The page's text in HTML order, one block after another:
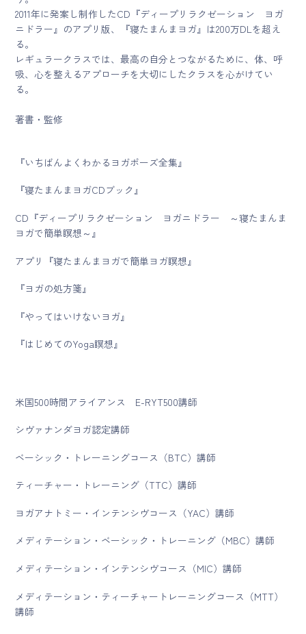
2011年に発案し制作したCD『ディープリラクゼーション ヨガ
ニドラー』のアプリ版、『寝たまんまヨガ』は200万DLを超え
る。
レギュラークラスでは、最高の自分とつながるために、体、呼
吸、心を整えるアプローチを大切にしたクラスを心がけてい
る。
著書・監修
『いちばんよくわかるヨガポーズ全集』
『寝たまんまヨガCDブック』
CD『ディープリラクゼーション ヨガニドラー ～寝たまんま
ヨガで簡単瞑想～』
アプリ『寝たまんまヨガで簡単ヨガ瞑想』
『ヨガの処方箋』
『やってはいけないヨガ』
『はじめてのYoga瞑想』
米国500時間アライアンス E-RYT500講師
シヴァナンダヨガ認定講師
ベーシック・トレーニングコース（BTC）講師
ティーチャー・トレーニング（TTC）講師
ヨガアナトミー・インテンシヴコース（YAC）講師
メディテーション・ベーシック・トレーニング（MBC）講師
メディテーション・インテンシヴコース（MIC）講師
メディテーション・ティーチャートレーニングコース（MTT）
講師